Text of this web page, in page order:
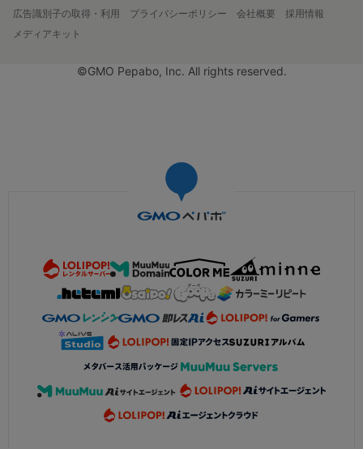
広告識別子の取得・利用
プライバシーポリシー 会社概要
採用情報
メディアキット
©GMO Pepabo, Inc. All rights reserved.